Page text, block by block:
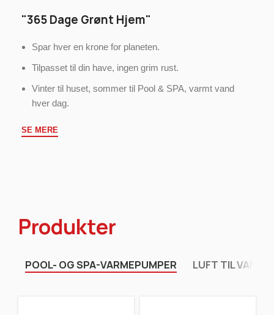
"365 Dage Grønt Hjem"
Spar hver en krone for planeten.
Tilpasset til din have, ingen grim rust.
Vinter til huset, sommer til Pool & SPA, varmt vand
hver dag.
SE MERE
Produkter
POOL- OG SPA-VARMEPUMPER LUFT TIL VAND-